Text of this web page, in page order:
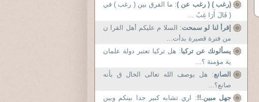
(رغب ) ( رغب عن ): ما الفرق بين ( رغب ) في
( قَالَ أَرَا غِبٌ ...
إقرأ لنا لو سمحت: السلا م عليكم أهل القرا ن
من فترة قصيرة بدأت...
يسألونك عن تركيا: هل تركيا تعتبر دولة علمان
ية مؤمنة ؟...
الصانع: هل يوصف الله تعالى الخال ق بأنه
صانع؟...
جهل مبين.!!: اري تشابه كبير جدا بينكم وبين